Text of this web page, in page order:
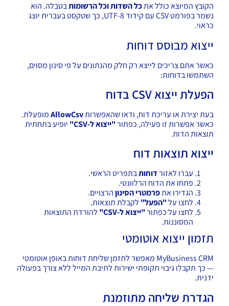
הקובץ המיוצא כולל אתכל השדות וכל הרשומותבטבלה. הוא
נשמר בפורמט CSV עם קידוד UTF-8, כך שטקסט בעברית יוצג
כראוי.
ייצוא מבוסס דוחות
כאשר אתם צריכים לייצא רק חלק מהנתונים על פי סינון מסוים,
השתמשו בדוחות:
הפעלת ייצוא CSV בדוח
בעת יצירת או עריכת דוח, ודאו שהאפשרותAllowCsvמופעלת.
כאשר אפשרות זו פעילה, כפתור"ייצוא ל-CSV"
יופיע בתחתית
תוצאות הדוח.
ייצוא תוצאות דוח
עברו לאזורדוחותבתפריט הראשי.
פתחו את הדוח הרלוונטי.
הגדירו אתפרמטרי הסינוןהרצויים.
לחצו על"הפעל" לקבלת תוצאות.
לחצו על כפתור"ייצוא ל-CSV"
להורדת התוצאות
המסוננות.
תזמון ייצוא אוטומטי
MyBusiness CRM מאפשר לתזמן שליחת דוחות באופן אוטומטי
— כך תקבלו גיבוי תקופתי ישירות לתיבת המייל ללא צורך בפעולה
ידנית.
הגדרת שליחה מתוזמנת